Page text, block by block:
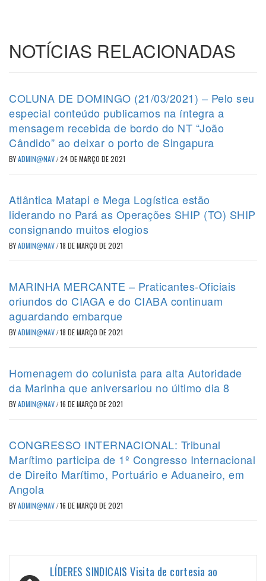
NOTÍCIAS RELACIONADAS
COLUNA DE DOMINGO (21/03/2021) – Pelo seu
especial conteúdo publicamos na íntegra a
mensagem recebida de bordo do NT “João
Cândido” ao deixar o porto de Singapura
BYADMIN@NAV/24 DE MARÇO DE 2021
Atlântica Matapi e Mega Logística estão
liderando no Pará as Operações SHIP (TO) SHIP
consignando muitos elogios
BYADMIN@NAV/18 DE MARÇO DE 2021
MARINHA MERCANTE – Praticantes-Oficiais
oriundos do CIAGA e do CIABA continuam
aguardando embarque
BYADMIN@NAV/18 DE MARÇO DE 2021
Homenagem do colunista para alta Autoridade
da Marinha que aniversariou no último dia 8
BYADMIN@NAV/16 DE MARÇO DE 2021
CONGRESSO INTERNACIONAL: Tribunal
Marítimo participa de 1º Congresso Internacional
de Direito Marítimo, Portuário e Aduaneiro, em
Angola
BYADMIN@NAV/16 DE MARÇO DE 2021
Navegação
LÍDERES SINDICAIS Visita de cortesia ao